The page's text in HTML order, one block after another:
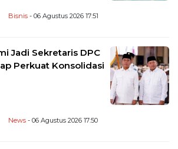
Bisnis - 06 Agustus 2026 17:51
Jadi Sekretaris DPC
Perkuat Konsolidasi
News - 06 Agustus 2026 17:50